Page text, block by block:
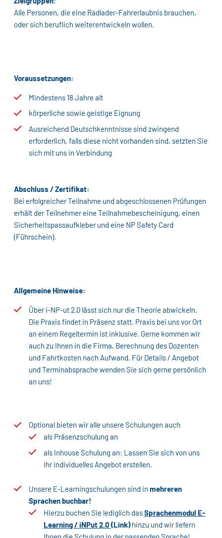
Alle Personen, die eine Radlader-Fahrerlaubnis brauchen,
oder sich beruflich weiterentwickeln wollen.
Voraussetzungen:
Mindestens 18 Jahre alt
körperliche sowie geistige Eignung
Ausreichend Deutschkenntnisse sind zwingend
erforderlich, falls diese nicht vorhanden sind, setzten Sie
sich mit uns in Verbindung
Abschluss / Zertifikat:
Bei erfolgreicher Teilnahme und abgeschlossenen Prüfungen
erhält der Teilnehmer eine Teilnahmebescheinigung, einen
Sicherheitspassaufkleber und eine NP Safety Card
(Führschein).
Allgemeine Hinweise:
Über i-NP-ut 2.0 lässt sich nur die Theorie abwickeln.
Die Praxis findet in Präsenz statt. Praxis bei uns vor Ort
an einem Regeltermin ist inklusive. Gerne kommen wir
auch zu Ihnen in die Firma, Berechnung des Dozenten
und Fahrtkosten nach Aufwand. Für Details / Angebot
und Terminabsprache wenden Sie sich gerne persönlich
an uns!
Optional bieten wir alle unsere Schulungen auch
als Präsenzschulung an
als Inhouse Schulung an: Lassen Sie sich von uns
Ihr individuelles Angebot erstellen.
Unsere E-Learningschulungen sind in mehreren
Sprachen buchbar!
Hierzu buchen Sie lediglich dasSprachenmodul E-
Learning / iNPut 2.0 (Link)hinzu und wir liefern